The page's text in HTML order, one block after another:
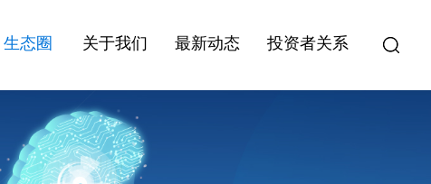
生态圈 关于我们 最新动态 投资者关系